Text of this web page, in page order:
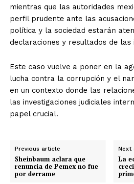
mientras que las autoridades
perfil prudente ante las
política y la sociedad estarán
declaraciones y resultados de las
Este caso vuelve a poner en la
lucha contra la corrupción y el
en un contexto donde las
las investigaciones judiciales
papel crucial.
Previous article
Sheinbaum aclara que
renuncia de Pemex no fue
por derrame
Next
La